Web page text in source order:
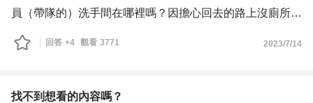
繼續跟在她身邊我遲早也會淪落跟她一樣的下場。
老年人毛很多導致你們不想錄用還是現在工作機會真的很
預習的那種
or 長官，很有個人魅力只要講講話，大家都會同意他的想
員（帶隊的）洗手間在哪裡嗎？因擔心回去的路上沒廁所。
這樣會影響到面試後續成績嗎？
回答 +4 觀看 3772 2023/7/14
找不到想看的內容嗎？